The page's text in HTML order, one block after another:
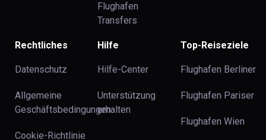
Flughafen
Transfers
Rechtliches
Datenschutz
Allgemeine
Geschäftsbedingungen
Cookie-Richtlinie
Hilfe
Hilfe-Center
Unterstützung
erhalten
Top-Reiseziele
Flughafen Berliner
Flughafen Pariser
Flughafen Wien